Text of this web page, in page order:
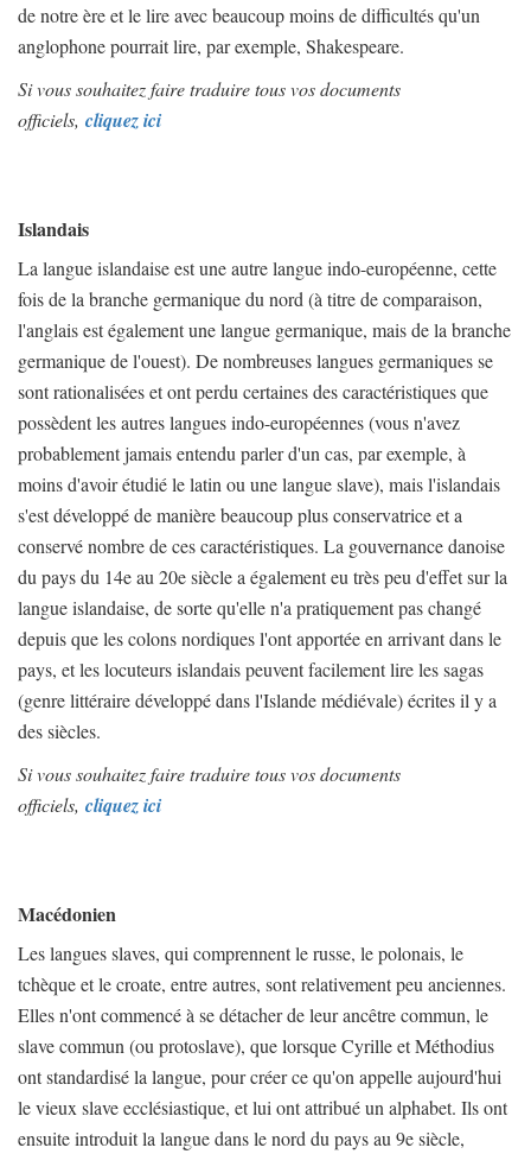
de notre ère et le lire avec beaucoup moins de difficultés qu'un
anglophone pourrait lire, par exemple, Shakespeare.
Si vous souhaitez faire traduire tous vos documents
officiels, cliquez ici
Islandais
La langue islandaise est une autre langue indo-européenne, cette
fois de la branche germanique du nord (à titre de comparaison,
l'anglais est également une langue germanique, mais de la branche
germanique de l'ouest). De nombreuses langues germaniques se
sont rationalisées et ont perdu certaines des caractéristiques que
possèdent les autres langues indo-européennes (vous n'avez
probablement jamais entendu parler d'un cas, par exemple, à
moins d'avoir étudié le latin ou une langue slave), mais l'islandais
s'est développé de manière beaucoup plus conservatrice et a
conservé nombre de ces caractéristiques. La gouvernance danoise
du pays du 14e au 20e siècle a également eu très peu d'effet sur la
langue islandaise, de sorte qu'elle n'a pratiquement pas changé
depuis que les colons nordiques l'ont apportée en arrivant dans le
pays, et les locuteurs islandais peuvent facilement lire les sagas
(genre littéraire développé dans l'Islande médiévale) écrites il y a
des siècles.
Si vous souhaitez faire traduire tous vos documents
officiels, cliquez ici
Macédonien
Les langues slaves, qui comprennent le russe, le polonais, le
tchèque et le croate, entre autres, sont relativement peu anciennes.
Elles n'ont commencé à se détacher de leur ancêtre commun, le
slave commun (ou protoslave), que lorsque Cyrille et Méthodius
ont standardisé la langue, pour créer ce qu'on appelle aujourd'hui
le vieux slave ecclésiastique, et lui ont attribué un alphabet. Ils ont
ensuite introduit la langue dans le nord du pays au 9e siècle,